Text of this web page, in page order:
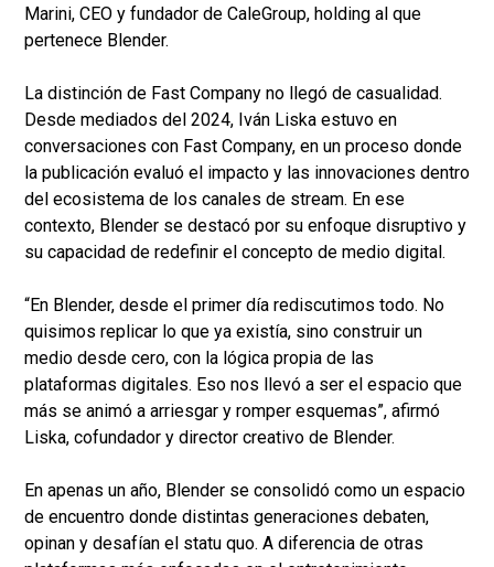
Marini, CEO y fundador de CaleGroup, holding al que
pertenece Blender.
La distinción de Fast Company no llegó de casualidad.
Desde mediados del 2024, Iván Liska estuvo en
conversaciones con Fast Company, en un proceso donde
la publicación evaluó el impacto y las innovaciones dentro
del ecosistema de los canales de stream. En ese
contexto, Blender se destacó por su enfoque disruptivo y
su capacidad de redefinir el concepto de medio digital.
“En Blender, desde el primer día rediscutimos todo. No
quisimos replicar lo que ya existía, sino construir un
medio desde cero, con la lógica propia de las
plataformas digitales. Eso nos llevó a ser el espacio que
más se animó a arriesgar y romper esquemas”, afirmó
Liska, cofundador y director creativo de Blender.
En apenas un año, Blender se consolidó como un espacio
de encuentro donde distintas generaciones debaten,
opinan y desafían el statu quo. A diferencia de otras